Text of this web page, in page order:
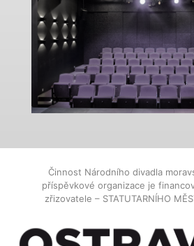
Činnost Národního divadla
příspěvkové organizace je
zřizovatele – STATUTARNÍHO